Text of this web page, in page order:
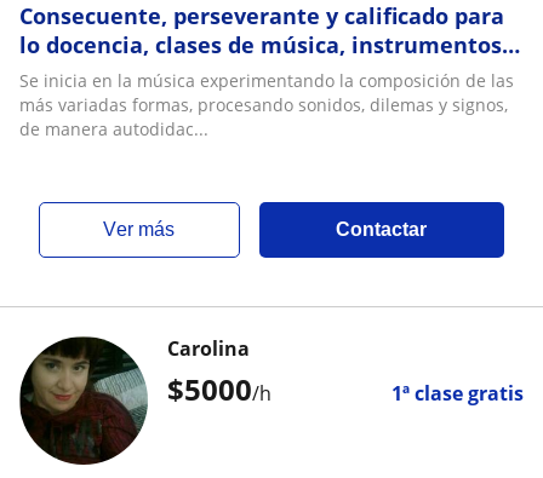
Consecuente, perseverante y calificado para
lo docencia, clases de música, instrumentos,
programas de edición y composición
Se inicia en la música experimentando la composición de las
más variadas formas, procesando sonidos, dilemas y signos,
de manera autodidac...
ver más Contactar
$5000/h 1ª clase gratis
Carolina